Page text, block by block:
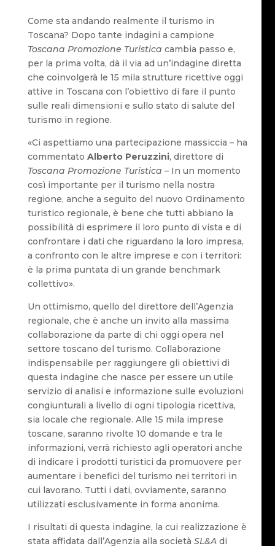
Come sta andando realmente il turismo in
Toscana? Dopo tante indagini a campione
Toscana Promozione Turistica cambia passo e,
per la prima volta, dà il via ad un’indagine diretta
che coinvolgerà le 15 mila strutture ricettive oggi
attive in Toscana con l’obiettivo di fare il punto
sulle reali dimensioni e sullo stato di salute del
turismo in regione.
«Ci aspettiamo una partecipazione massiccia – ha
commentato Alberto Peruzzini, direttore di
Toscana Promozione Turistica – In un momento
così importante per il turismo nella nostra
regione, anche a seguito del nuovo Ordinamento
turistico regionale, è bene che tutti abbiano la
possibilità di esprimere il loro punto di vista e di
confrontare i dati che riguardano la loro impresa,
a confronto con le altre imprese e con i territori:
è la prima puntata di un grande benchmark
collettivo».
Un ottimismo, quello del direttore dell’Agenzia
regionale, che è anche un invito alla massima
collaborazione da parte di chi oggi opera nel
settore toscano del turismo. Collaborazione
indispensabile per raggiungere gli obiettivi di
questa indagine che nasce per essere un utile
servizio di analisi e informazione sulle evoluzioni
congiunturali a livello di ogni tipologia ricettiva,
sia locale che regionale. Alle 15 mila imprese
toscane, saranno rivolte 10 domande e tra le
informazioni, verrà richiesto agli operatori anche
di indicare i prodotti turistici da promuovere per
aumentare i benefici del turismo nei territori in
cui lavorano. Tutti i dati, ovviamente, saranno
utilizzati esclusivamente in forma anonima.
I risultati di questa indagine, la cui realizzazione è
stata affidata dall’Agenzia alla società SL&Adi